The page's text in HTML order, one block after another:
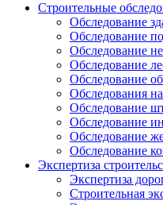
Строительные
Обследование
Обследование
Обследование
Обследование
Обследование
Обследования
Обследование
Обследование
Обследование
Обследование
Экспертиза
Экспертиза
Строительная